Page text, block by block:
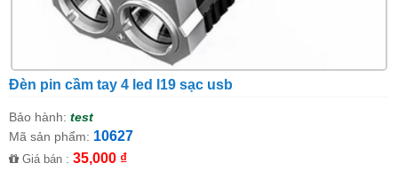
Đèn pin cầm tay 4 led l19 sạc usb
Bảo hành: test
Mã sản phẩm: 10627
Giá bán : 35,000 ₫